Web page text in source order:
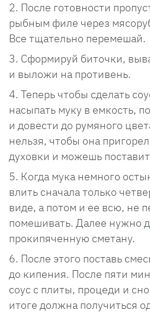
После готовности
рыбным филе через
Все тщательно перемешай.
Сформируй биточки,
и выложи на противень.
Теперь чтобы сделать
насыпать муку в емкость,
и довести до румяного
нельзя, чтобы она
духовки и можешь
Когда мука немного
влить сначала только
виде, а потом и ее всю, не
помешивать. Далее нужно
прокипяченную сметану.
После этого поставь
до кипения. После пяти
соус с плиты, процеди и
итоге должна получиться